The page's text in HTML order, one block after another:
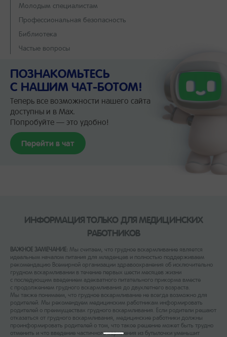
Молодым специалистам
Профессиональная безопасность
Библиотека
Частые вопросы
ПОЗНАКОМЬТЕСЬ
С НАШИМ ЧАТ-БОТОМ!
Теперь все возможности нашего сайта
доступны и в Max.
Попробуйте — это удобно!
Перейти в чат
ИНФОРМАЦИЯ ТОЛЬКО ДЛЯ МЕДИЦИНСКИХ
РАБОТНИКОВ
ВАЖНОЕ ЗАМЕЧАНИЕ: Мы считаем, что грудное вскармливание является
идеальным началом питания для младенцев и полностью поддерживаем
рекомендацию Всемирной организации здравоохранения об исключительно
грудном вскармливании в течение первых шести месяцев жизни
с последующим введением адекватного питательного прикорма вместе
с продолжением грудного вскармливания до двухлетнего возраста.
Мы также понимаем, что грудное вскармливание не всегда возможно для
родителей. Мы рекомендуем медицинским работникам информировать
родителей о преимуществах грудного вскармливания. Если родители решают
отказаться от грудного вскармливания, медицинские работники должны
проинформировать родителей о том, что такое решение может быть трудно
отменить и что введение частичного кормления из бутылочки уменьшит